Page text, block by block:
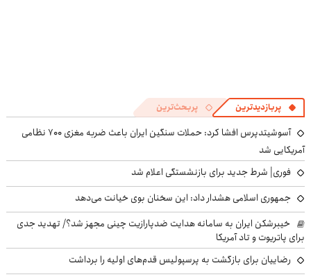
پربازدیدترین پربحث‌ترین
آسوشیتدپرس افشا کرد: حملات سنگین ایران باعث ضربه مغزی ۷۰۰ نظامی
آمریکایی شد
فوری| شرط جدید برای بازنشستگی اعلام شد
جمهوری اسلامی هشدار داد: این سخنان بوی خیانت می‌دهد
خیبرشکن ایران به سامانه هدایت ضدپارازیت چینی مجهز شد؟/ تهدید جدی
برای پاتریوت و تاد آمریکا
رضاییان برای بازگشت به پرسپولیس قدم‌های اولیه را برداشت